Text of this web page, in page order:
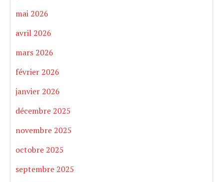
mai 2026
avril 2026
mars 2026
février 2026
janvier 2026
décembre 2025
novembre 2025
octobre 2025
septembre 2025